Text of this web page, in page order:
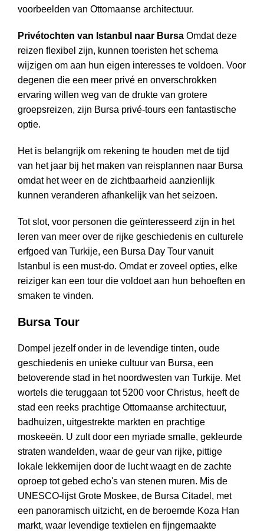
voorbeelden van Ottomaanse architectuur.
Privétochten van Istanbul naar Bursa Omdat deze
reizen flexibel zijn, kunnen toeristen het schema
wijzigen om aan hun eigen interesses te voldoen. Voor
degenen die een meer privé en onverschrokken
ervaring willen weg van de drukte van grotere
groepsreizen, zijn Bursa privé-tours een fantastische
optie.
Het is belangrijk om rekening te houden met de tijd
van het jaar bij het maken van reisplannen naar Bursa
omdat het weer en de zichtbaarheid aanzienlijk
kunnen veranderen afhankelijk van het seizoen.
Tot slot, voor personen die geïnteresseerd zijn in het
leren van meer over de rijke geschiedenis en culturele
erfgoed van Turkije, een Bursa Day Tour vanuit
Istanbul is een must-do. Omdat er zoveel opties, elke
reiziger kan een tour die voldoet aan hun behoeften en
smaken te vinden.
Bursa Tour
Dompel jezelf onder in de levendige tinten, oude
geschiedenis en unieke cultuur van Bursa, een
betoverende stad in het noordwesten van Turkije. Met
wortels die teruggaan tot 5200 voor Christus, heeft de
stad een reeks prachtige Ottomaanse architectuur,
badhuizen, uitgestrekte markten en prachtige
moskeeën. U zult door een myriade smalle, gekleurde
straten wandelden, waar de geur van rijke, pittige
lokale lekkernijen door de lucht waagt en de zachte
oproep tot gebed echo's van stenen muren. Mis de
UNESCO-lijst Grote Moskee, de Bursa Citadel, met
een panoramisch uitzicht, en de beroemde Koza Han
markt, waar levendige textielen en fijngemaakte